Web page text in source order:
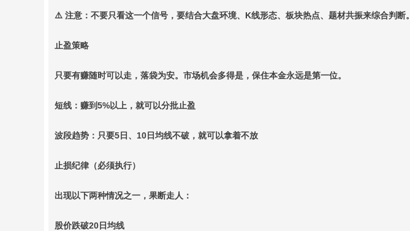
⚠️ 注意：不要只看这一个信号，要结合大盘环境、K线形态、板块热点、题材共振来综合判断。
止盈策略
只要有赚随时可以走，落袋为安。市场机会多得是，保住本金永远是第一位。
短线：赚到5%以上，就可以分批止盈
波段趋势：只要5日、10日均线不破，就可以拿着不放
止损纪律（必须执行）
出现以下两种情况之一，果断走人：
股价跌破20日均线